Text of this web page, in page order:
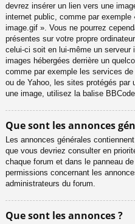
devrez insérer un lien vers une
internet public, comme par
image.gif ». Vous ne pourrez
présentes sur votre propre
celui-ci soit en lui-même un serveur
images hébergées derrière un
comme par exemple les services
ou de Yahoo, les sites protégés
une image, utilisez la balise
Que sont les annonces
Les annonces générales
que vous devriez consulter en
chaque forum et dans le panneau
permissions concernant les
administrateurs du forum.
Que sont les annonces ?